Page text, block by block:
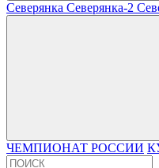
Северянка Северянка-2
ЧЕМПИОНАТ РОССИИ